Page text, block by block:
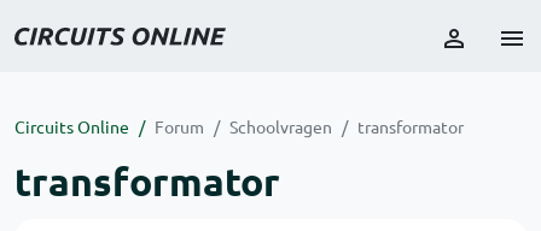
Circuits Online Forum Schoolvragen transformator
transformator